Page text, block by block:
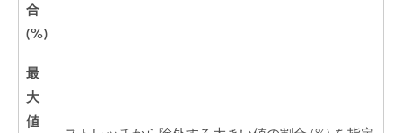
合
(%)
最
大
値